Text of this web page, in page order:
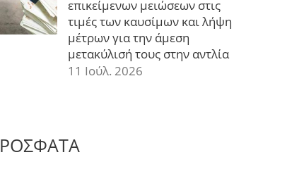
επικείμενων μειώσεων στις
τιμές των καυσίμων και λήψη
μέτρων για την άμεση
μετακύλισή τους στην αντλία
11 Ιούλ. 2026